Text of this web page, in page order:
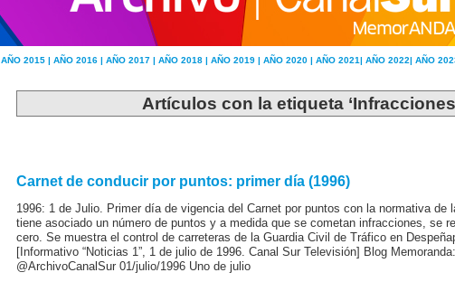
AÑO 2015 | AÑO 2016 | AÑO 2017 | AÑO 2018 | AÑO 2019 | AÑO 2020 | AÑO 2021| AÑO 2022| AÑO
Artículos con la etiqueta
Carnet de conducir por puntos: primer día (1996)
1996: 1 de Julio. Primer día de vigencia del Carnet por puntos con la normativa de
tiene asociado un número de puntos y a medida que se cometan infracciones, se
cero. Se muestra el control de carreteras de la Guardia Civil de Tráfico en
[Informativo “Noticias 1”, 1 de julio de 1996. Canal Sur Televisión] Blog
@ArchivoCanalSur 01/julio/1996 Uno de julio